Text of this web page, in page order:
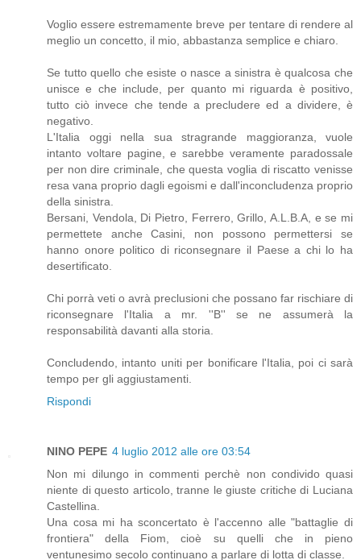
Voglio essere estremamente breve per tentare di rendere al
meglio un concetto, il mio, abbastanza semplice e chiaro.
Se tutto quello che esiste o nasce a sinistra è qualcosa che
unisce e che include, per quanto mi riguarda è positivo,
tutto ciò invece che tende a precludere ed a dividere, è
negativo.
L'Italia oggi nella sua stragrande maggioranza, vuole
intanto voltare pagine, e sarebbe veramente paradossale
per non dire criminale, che questa voglia di riscatto venisse
resa vana proprio dagli egoismi e dall'inconcludenza proprio
della sinistra.
Bersani, Vendola, Di Pietro, Ferrero, Grillo, A.L.B.A, e se mi
permettete anche Casini, non possono permettersi se
hanno onore politico di riconsegnare il Paese a chi lo ha
desertificato.
Chi porrà veti o avrà preclusioni che possano far rischiare di
riconsegnare l'Italia a mr. ''B'' se ne assumerà la
responsabilità davanti alla storia.
Concludendo, intanto uniti per bonificare l'Italia, poi ci sarà
tempo per gli aggiustamenti.
Rispondi
NINO PEPE 4 luglio 2012 alle ore 03:54
Non mi dilungo in commenti perchè non condivido quasi
niente di questo articolo, tranne le giuste critiche di Luciana
Castellina.
Una cosa mi ha sconcertato è l'accenno alle "battaglie di
frontiera" della Fiom, cioè su quelli che in pieno
ventunesimo secolo continuano a parlare di lotta di classe.